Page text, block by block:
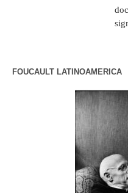
FOUCAULT LATINOAMERICA